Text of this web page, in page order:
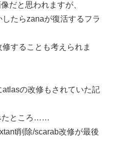
だと思われますが、
たらzanaが復活するフラ
することも考えられま
の改修もされていた記
たところ……
削除/scarab改修が最後